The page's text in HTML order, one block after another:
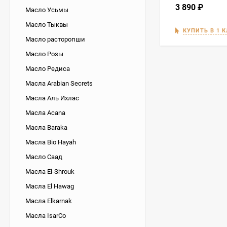
3 890 ₽
КУПИТЬ В 1
Масло Усьмы
Масло Тыквы
Масло расторопши
Масло Розы
Масло Редиса
Масла Arabian Secrets
Масла Аль Ихлас
Масла Acana
Масла Baraka
Масла Bio Hayah
Масло Саад
Масла El-Shrouk
Масла El Hawag
Масла Elkarnak
Масла IsarCo